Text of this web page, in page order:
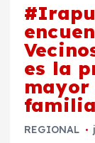
es la
mayor
REGIONAL